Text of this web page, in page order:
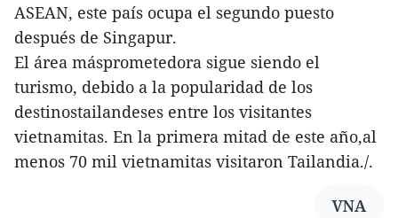
ASEAN, este país ocupa el segundo puesto
después de Singapur.
El área másprometedora sigue siendo el
turismo, debido a la popularidad de los
destinostailandeses entre los visitantes
vietnamitas. En la primera mitad de este año,al
menos 70 mil vietnamitas visitaron Tailandia./.
VNA